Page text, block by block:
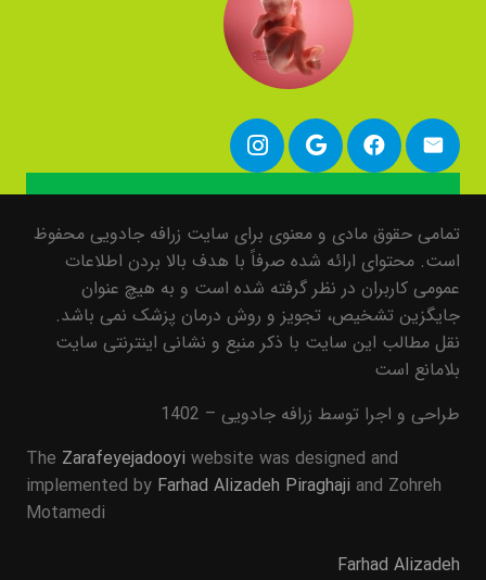
تمامی حقوق مادی و معنوی برای سایت زرافه جادویی محفوظ
است. محتوای ارائه شده صرفاً با هدف بالا بردن اطلاعات
عمومی کاربران در نظر گرفته شده است و به هیچ عنوان
جایگزین تشخیص، تجویز و روش درمان پزشک نمی باشد.
نقل مطالب این سایت با ذکر منبع و نشانی اینترنتی سایت
بلامانع است
طراحی و اجرا توسط زرافه جادویی – 1402
The Zarafeyejadooyi website was designed and
implemented by Farhad Alizadeh Piraghaji and Zohreh
Motamedi
Farhad Alizadeh